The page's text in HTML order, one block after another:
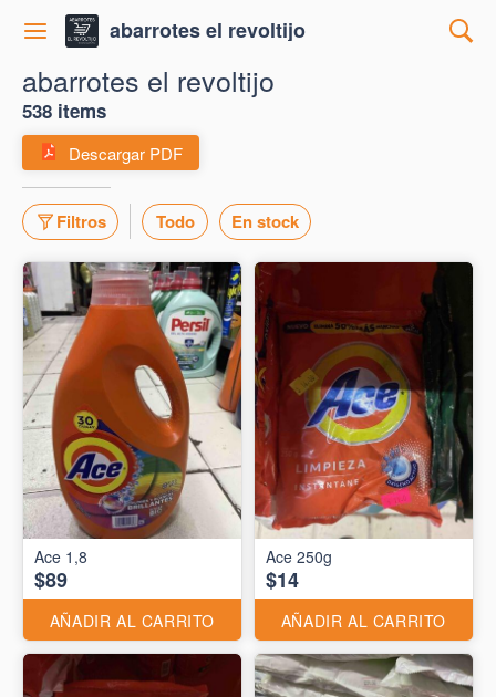
abarrotes el revoltijo
abarrotes el revoltijo
538 items
Descargar PDF
Filtros Todo En stock
Ace 1,8
$89
AÑADIR AL CARRITO
Ace 250g
$14
AÑADIR AL CARRITO